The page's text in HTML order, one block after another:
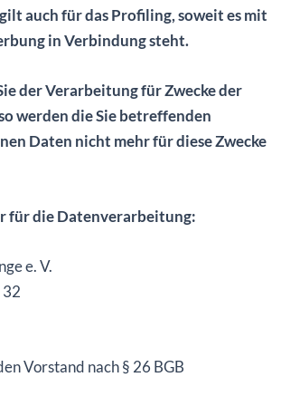
auch für das Profiling, soweit es mit
in Verbindung steht.
der Verarbeitung für Zwecke der
werden die Sie betreffenden
Daten nicht mehr für diese Zwecke
für die Datenverarbeitung:
e. V.
32
Vorstand nach § 26 BGB